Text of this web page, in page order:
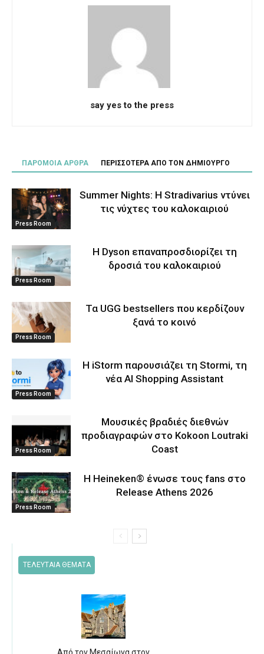
say yes to the press
ΠΑΡΟΜΟΙΑ ΑΡΘΡΑ ΠΕΡΙΣΣΟΤΕΡΑ ΑΠΟ ΤΟΝ ΔΗΜΙΟΥΡΓΟ
Press Room
Summer Nights: Η Stradivarius ντύνει
τις νύχτες του καλοκαιριού
Press Room
Η Dyson επαναπροσδιορίζει τη
δροσιά του καλοκαιριού
Press Room
Τα UGG bestsellers που κερδίζουν
ξανά το κοινό
Press Room
Η iStorm παρουσιάζει τη Stormi, τη
νέα AI Shopping Assistant
Press Room
Μουσικές βραδιές διεθνών
προδιαγραφών στο Kokoon Loutraki
Coast
Press Room
Η Heineken® ένωσε τους fans στο
Release Athens 2026
ΤΕΛΕΥΤΑΙΑ ΘΕΜΑΤΑ